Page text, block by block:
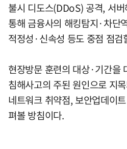
불시 디도스(DDoS) 공격, 서
통해 금융사의 해킹탐지·차단
적정성·신속성 등도 중점 점검
현장방문 훈련의 대상·기간을
침해사고의 주된 원인으로 지
네트워크 취약점, 보안업데이
펴볼 방침이다.